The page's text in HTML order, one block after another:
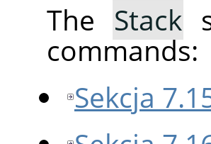
The Stack
commands:
Sekcja